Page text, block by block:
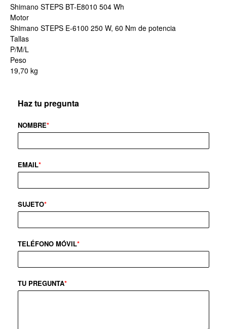
Shimano STEPS BT-E8010 504 Wh
Motor
Shimano STEPS E-6100 250 W, 60 Nm de potencia
Tallas
P/M/L
Peso
19,70 kg
Haz tu pregunta
NOMBRE*
EMAIL*
SUJETO*
TELÉFONO MÓVIL*
TU PREGUNTA*